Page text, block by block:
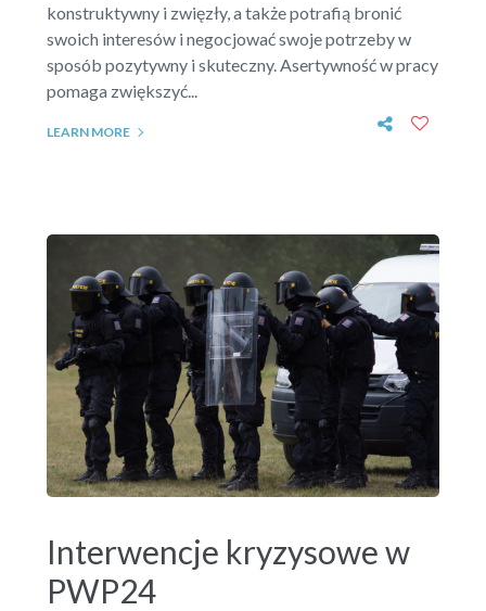
konstruktywny i zwięzły, a także potrafią bronić
swoich interesów i negocjować swoje potrzeby w
sposób pozytywny i skuteczny. Asertywność w pracy
pomaga zwiększyć...
LEARN MORE
Interwencje kryzysowe w
PWP24